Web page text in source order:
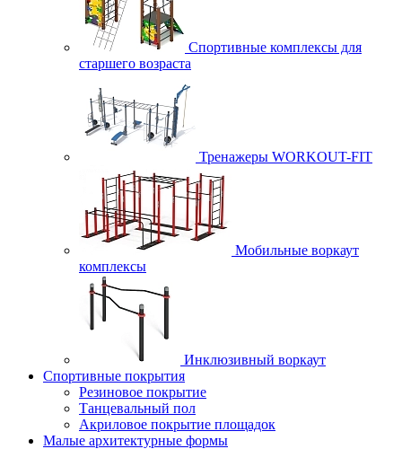
Спортивные комплексы для
старшего возраста
Тренажеры WORKOUT-FIT
Мобильные воркаут
комплексы
Инклюзивный воркаут
Спортивные покрытия
Резиновое покрытие
Танцевальный пол
Акриловое покрытие площадок
Малые архитектурные формы